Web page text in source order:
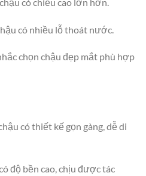
có nhiều lỗ thoát nước.
chọn chậu đẹp mắt phù hợp
có thiết kế gọn gàng, dễ di
độ bền cao, chịu được tác